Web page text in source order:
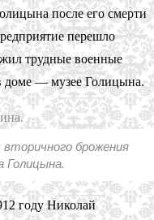
после его смерти
перешло
трудные военные
доме — музее Голицына.
брожения
Голицына.
году Николай